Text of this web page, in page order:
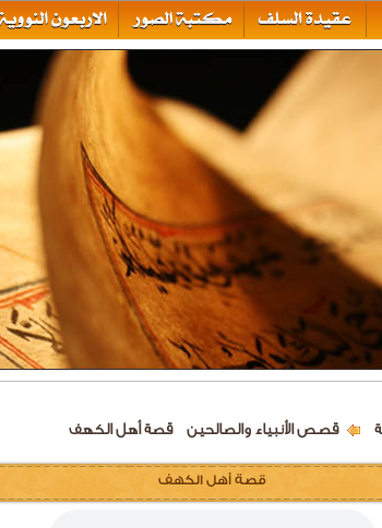
قصص الأنبياء والصالحين قصة أهل الكهف
قصة أهل الكهف